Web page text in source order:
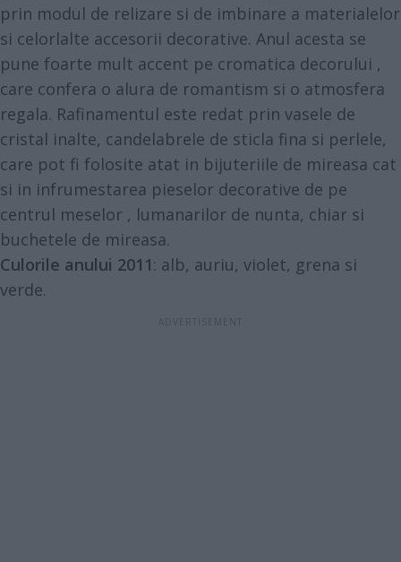
prin modul de relizare si de imbinare a materialelor
si celorlalte accesorii decorative. Anul acesta se
pune foarte mult accent pe cromatica decorului ,
care confera o alura de romantism si o atmosfera
regala. Rafinamentul este redat prin vasele de
cristal inalte, candelabrele de sticla fina si perlele,
care pot fi folosite atat in bijuteriile de mireasa cat
si in infrumestarea pieselor decorative de pe
centrul meselor , lumanarilor de nunta, chiar si
buchetele de mireasa.
Culorile anului 2011: alb, auriu, violet, grena si
verde.